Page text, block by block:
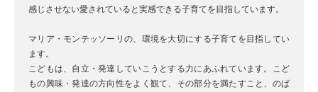
感じさせない愛されていると実感できる子育てを目指しています。
マリア・モンテッソーリの、環境を大切にする子育てを目指してい
ます。
こどもは、自立・発達していこうとする力にあふれています。こど
もの興味・発達の方向性をよく観て、その部分を満たすこと、のば